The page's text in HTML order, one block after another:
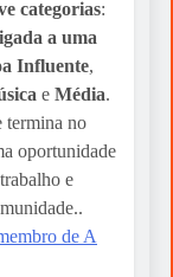
categorias:
a uma
Influente,
e Média.
termina no
oportunidade
e
de A